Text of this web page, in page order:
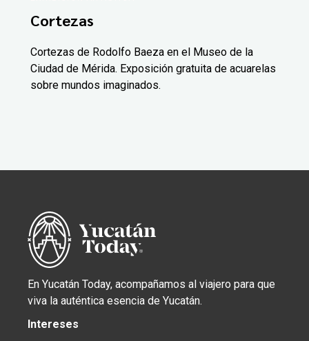
Cortezas
Cortezas de Rodolfo Baeza en el Museo de la
Ciudad de Mérida. Exposición gratuita de acuarelas
sobre mundos imaginados.
En Yucatán Today, acompañamos al viajero para que
viva la auténtica esencia de Yucatán.
Intereses